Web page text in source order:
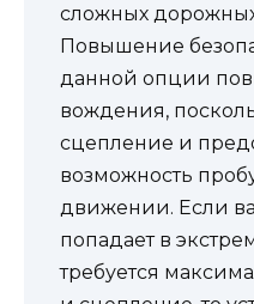
сложных
Повышение
данной опции
вождения,
сцепление и
возможность
движении. Если
попадает в
требуется